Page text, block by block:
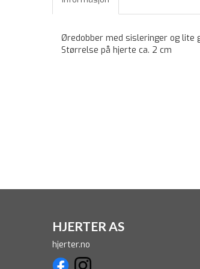
Øredobber med sisleringer og lite
Størrelse på hjerte ca. 2 cm
HJERTER AS
hjerter.no